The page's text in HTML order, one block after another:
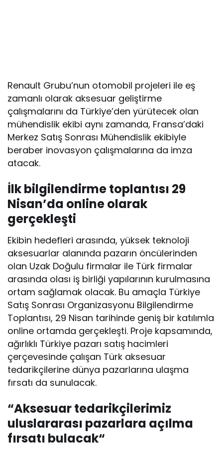
Renault Grubu’nun otomobil projeleri ile eş
zamanlı olarak aksesuar geliştirme
çalışmalarını da Türkiye’den yürütecek olan
mühendislik ekibi aynı zamanda, Fransa’daki
Merkez Satış Sonrası Mühendislik ekibiyle
beraber inovasyon çalışmalarına da imza
atacak.
İlk bilgilendirme toplantısı 29
Nisan’da online olarak
gerçekleşti
Ekibin hedefleri arasında, yüksek teknoloji
aksesuarlar alanında pazarın öncülerinden
olan Uzak Doğulu firmalar ile Türk firmalar
arasında olası iş birliği yapılarının kurulmasına
ortam sağlamak olacak. Bu amaçla Türkiye
Satış Sonrası Organizasyonu Bilgilendirme
Toplantısı, 29 Nisan tarihinde geniş bir katılımla
online ortamda gerçekleşti. Proje kapsamında,
ağırlıklı Türkiye pazarı satış hacimleri
çerçevesinde çalışan Türk aksesuar
tedarikçilerine dünya pazarlarına ulaşma
fırsatı da sunulacak.
“Aksesuar tedarikçilerimiz
uluslararası pazarlara açılma
fırsatı bulacak“